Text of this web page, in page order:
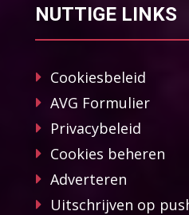
NUTTIGE LINKS
Cookiesbeleid
AVG Formulier
Privacybeleid
Cookies beheren
Adverteren
Uitschrijven op